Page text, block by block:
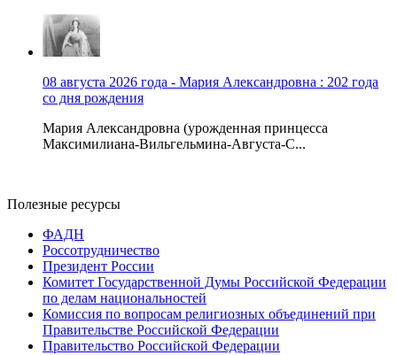
08 августа 2026 года - Мария Александровна : 202 года
со дня рождения
Мария Александровна (урожденная принцесса
Максимилиана-Вильгельмина-Августа-С...
Полезные ресурсы
ФАДН
Россотрудничество
Президент России
Комитет Государственной Думы Российской Федерации
по делам национальностей
Комиссия по вопросам религиозных объединений при
Правительстве Российской Федерации
Правительство Российской Федерации